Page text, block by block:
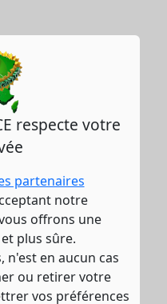
respecte votre
partenaires
notre
offrons une
plus sûre.
n'est en aucun cas
ou retirer votre
vos préférences